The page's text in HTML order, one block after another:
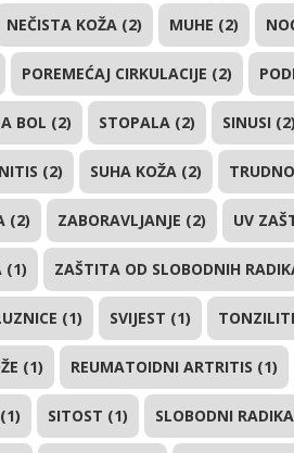
NEČISTA KOŽA (2) MUHE (2)
POREMEĆAJ CIRKULACIJE (2)
BOL (2) STOPALA (2) SINUSI (2)
(2) SUHA KOŽA (2)
(2) ZABORAVLJANJE (2) UV
(1) ZAŠTITA OD SLOBODNIH
(1) SVIJEST (1)
(1) REUMATOIDNI ARTRITIS (1)
SITOST (1) SLOBODNI